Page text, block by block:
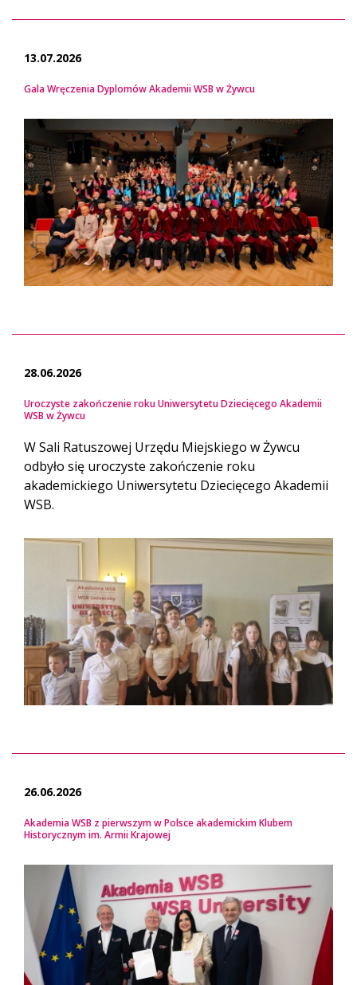
13.07.2026
Gala Wręczenia Dyplomów Akademii WSB w Żywcu
28.06.2026
Uroczyste zakończenie roku Uniwersytetu Dziecięcego Akademii
WSB w Żywcu
W Sali Ratuszowej Urzędu Miejskiego w Żywcu
odbyło się uroczyste zakończenie roku
akademickiego Uniwersytetu Dziecięcego Akademii
WSB.
26.06.2026
Akademia WSB z pierwszym w Polsce akademickim Klubem
Historycznym im. Armii Krajowej